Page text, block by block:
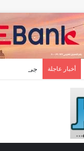
أخبار عاجلة